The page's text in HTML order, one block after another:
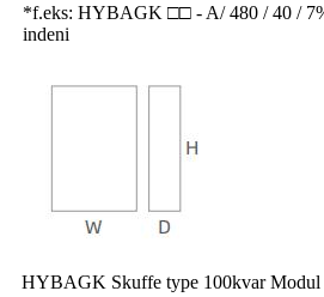
*f.eks: HYBAGK □□ - A/ 480 / 40 /
indeni
HYBAGK Skuffe type 100kvar Modul